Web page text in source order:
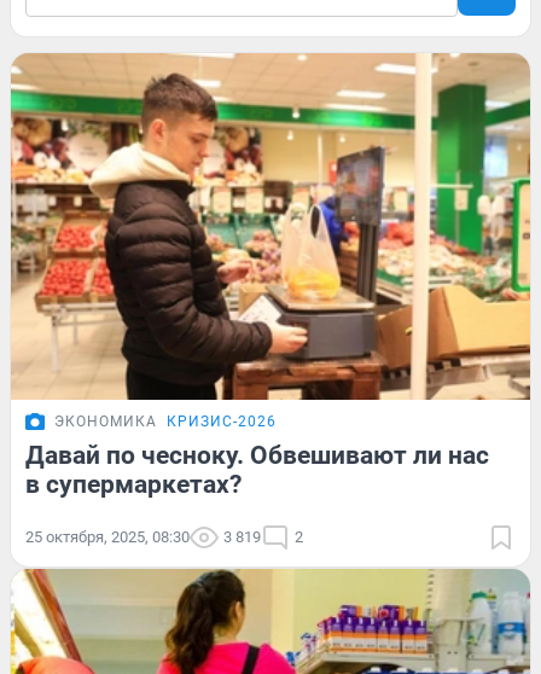
ЭКОНОМИКА КРИЗИС-2026
Давай по чесноку. Обвешивают ли нас
в супермаркетах?
25 октября, 2025, 08:30 3 819 2